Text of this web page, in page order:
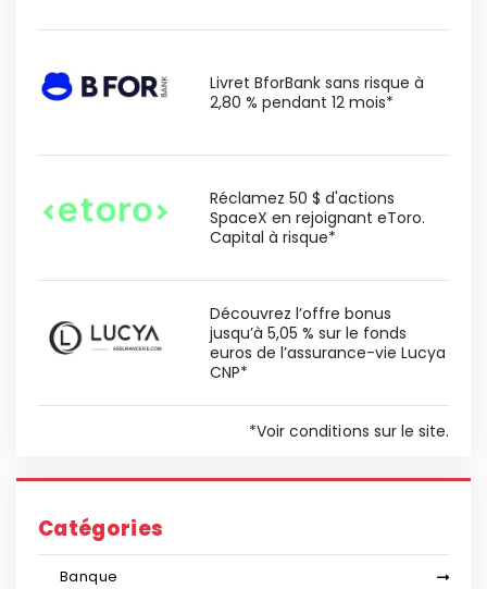
Livret BforBank sans risque à
2,80 % pendant 12 mois*
Réclamez 50 $ d'actions
SpaceX en rejoignant eToro.
Capital à risque*
Découvrez l’offre bonus
jusqu’à 5,05 % sur le fonds
euros de l’assurance-vie Lucya
CNP*
*Voir conditions sur le site.
Catégories
Banque